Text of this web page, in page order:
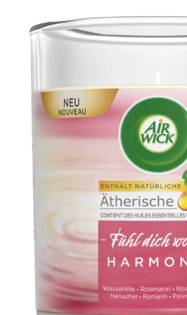
Einatmen jeglichen Rauchs.
Kork-Deckel darf nicht zum